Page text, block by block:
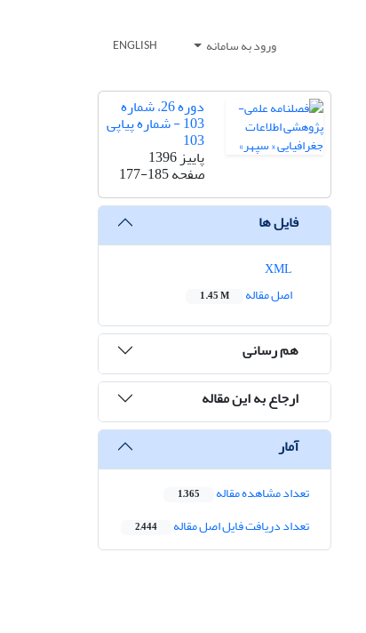
ورود به سامانه ENGLISH
دوره 26، شماره
103 - شماره پیاپی
103
پاییز 1396
صفحه177-185
فایل ها
اصل مقاله
1.45 M
هم رسانی
ارجاع به این مقاله
آمار
تعداد مشاهده مقاله 1,365
تعداد دریافت فایل اصل مقاله 2,444